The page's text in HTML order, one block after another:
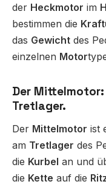
der Heckmotor im
bestimmen die
das Gewicht des
einzelnen Motor
Der Mittelmotor:
Tretlager.
Der Mittelmotor ist
am Tretlager des
die Kurbel an und
die Kette auf die